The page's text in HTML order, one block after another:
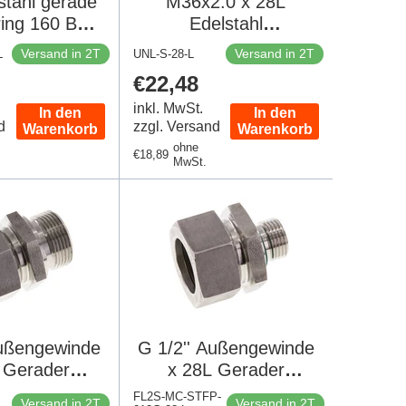
160 Bar
2353
Versand in 2T
In den
Warenkorb
Edelstahl
Überwurfmutter für
Schneidring
UNL-S-28-L Versand in 2T
Regulärer
Preis
€22,48
inkl. MwSt.
zzgl. Versand
Regulärer
€18,89
ohne
MwSt.
In den
Warenkorb
aus
Versand in 2T
G 1/2'' Außengewinde
x 28L Gerader
Schneidring aus
FL2S-MC-STFP-
Versand in 2T